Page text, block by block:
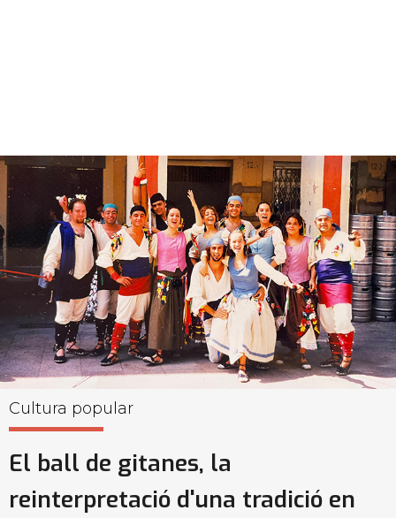
Cultura popular
El ball de gitanes, la
reinterpretació d'una tradició en